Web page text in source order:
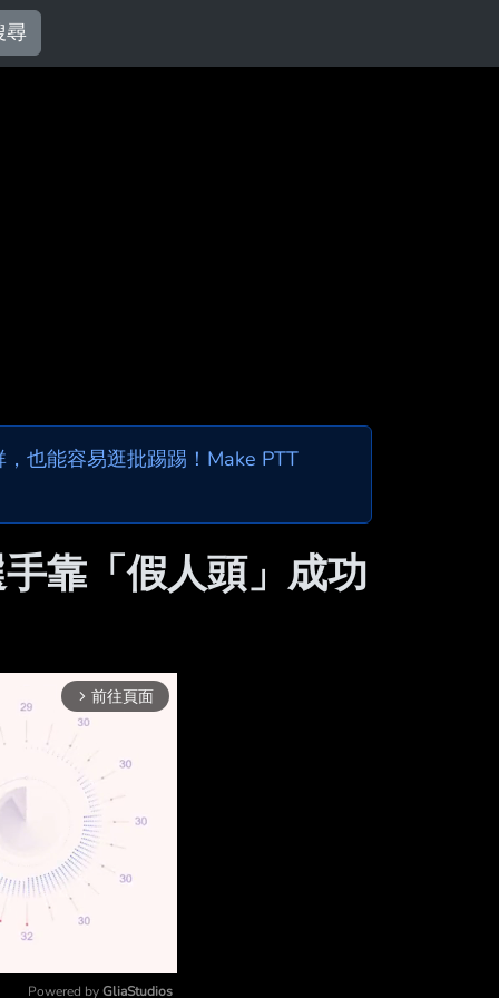
尋
也能容易逛批踢踢！Make PTT
靠「假人頭」成功
arrow_forward_ios 前往頁面
Powered by GliaStudios